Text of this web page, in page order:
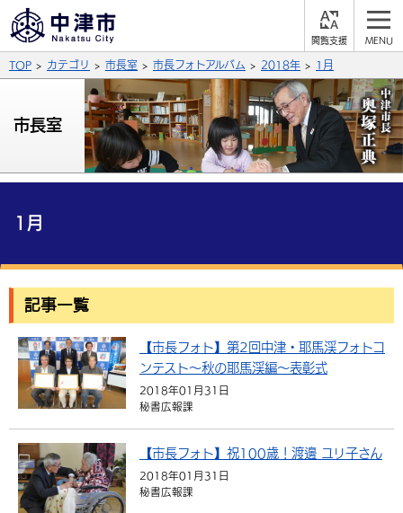
支
よみあげる
背景色
青
文字の大きさ
拡大 標準 縮小
英語（English） 中国語（簡体字）
中国語（繁体字）
組織案内
サイト内検索
くらしの情報
届出・登録・証明
福祉・介護 健康・予防
税金 住宅・インフラ
選挙 外国人の方向け情報
事業者の方へ
入札・契約 産業・雇用
農林水産業 税金
子育て・教育
施設情報 子どもを預ける
手当・助成 健康・医療
相談・支援・情報 計画・施策
観光・移住
観光なび スポットを探す
遊ぶ・体験する
買う・おみやげ
市政情報
中津市について
地方創生・地域活性化
TOP カテゴリ 市長室 市長フォトアルバム 2018年 1月
市長室
1月
記事一覧
【市長フォト】第2回中津・耶馬渓フォトコ
ンテスト～秋の耶馬渓編～表彰式
2018年01月31日
秘書広報課
【市長フォト】祝100歳！渡邊 ユリ子さん
2018年01月31日
秘書広報課